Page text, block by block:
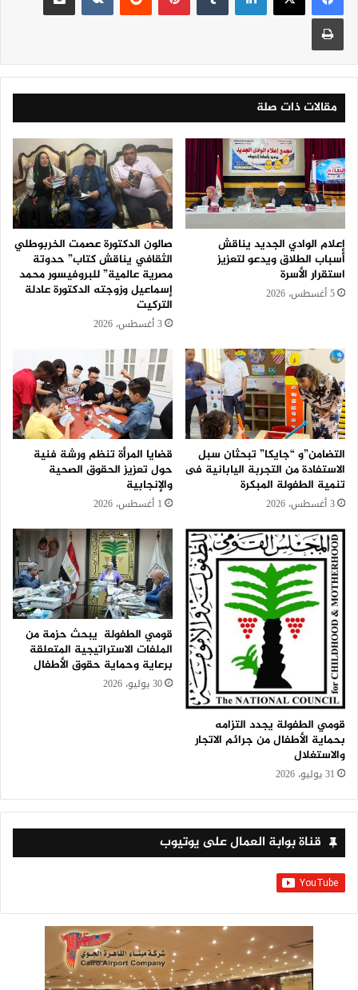
مقالات ذات صلة
إعلام الوادي الجديد يناقش
أسباب الطلاق ويدعو لتعزيز
استقرار الأسرة
5 أغسطس، 2026
صالون الدكتورة عصمت الخربوطلي
الثقافي يناقش كتاب” حدوتة
مصرية عالمية” للبروفيسور محمد
إسماعيل وزوجته الدكتورة عادلة
التركيت
3 أغسطس، 2026
التضامن”و “جايكا” تبحثان سبل
الاستفادة من التجربة اليابانية فى
تنمية الطفولة المبكرة
3 أغسطس، 2026
قضايا المرأة تنظم ورشة فنية
حول تعزيز الحقوق الصحية
والإنجابية
1 أغسطس، 2026
قومي الطفولة يجدد التزامه
بحماية الأطفال من جرائم الاتجار
والاستغلال
31 يوليو، 2026
قومي الطفولة يبحث حزمة من
الملفات الاستراتيجية المتعلقة
برعاية وحماية حقوق الأطفال
30 يوليو، 2026
قناة بوابة العمال على يوتيوب